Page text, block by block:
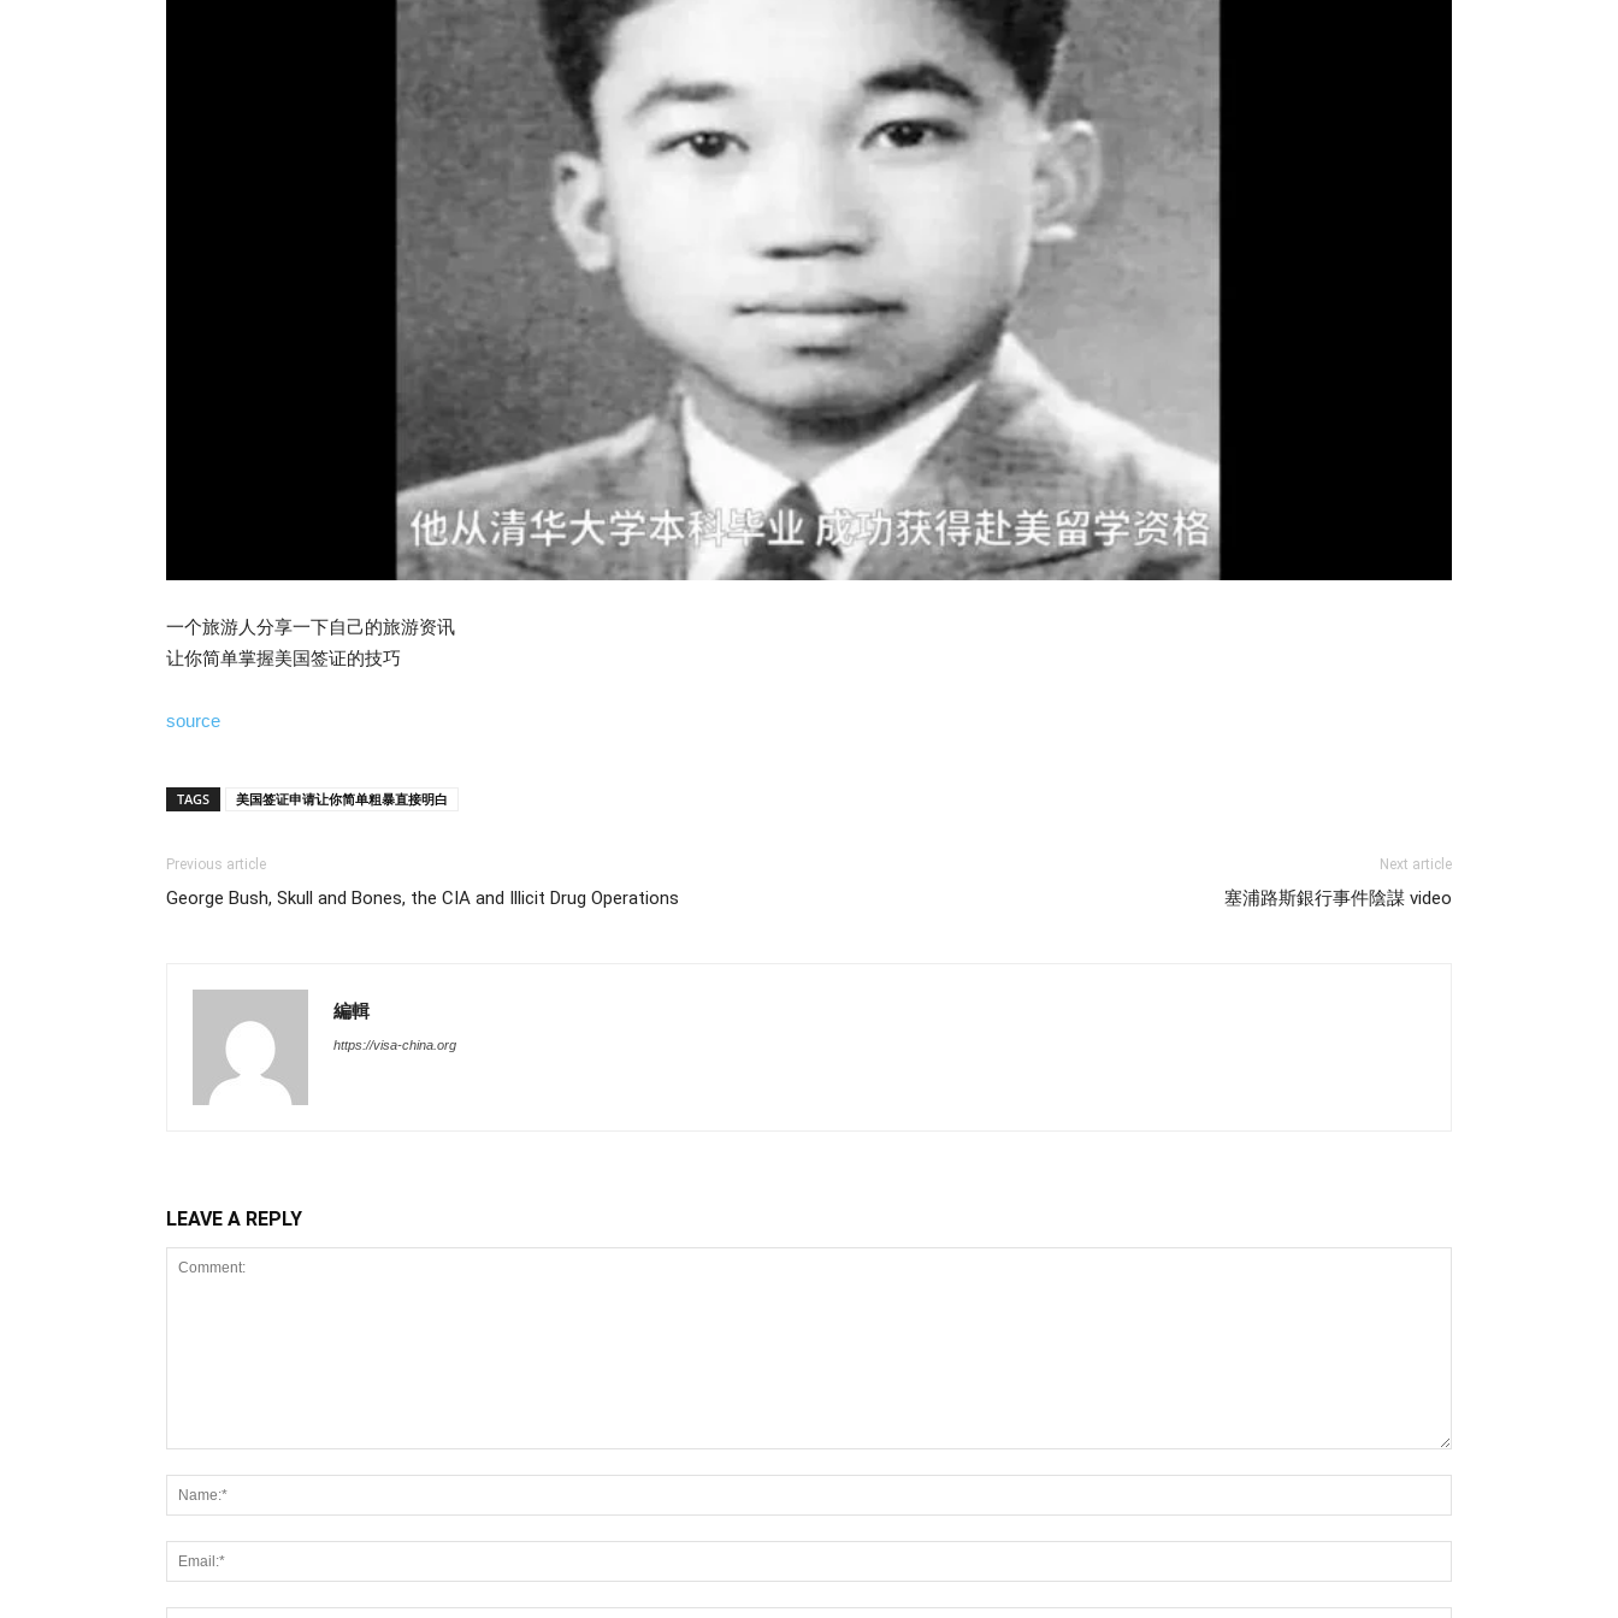
一个旅游人分享一下自己的旅游资讯
让你简单掌握美国签证的技巧
source
TAGS 美国签证申请让你简单粗暴直接明白
Previous article
George Bush, Skull and Bones, the CIA and Illicit Drug Operations
Next article
塞浦路斯銀行事件陰謀 video
編輯
https://visa-china.org
LEAVE A REPLY